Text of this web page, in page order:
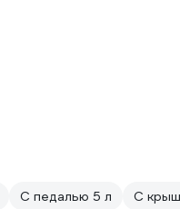
С педалью 5 л С